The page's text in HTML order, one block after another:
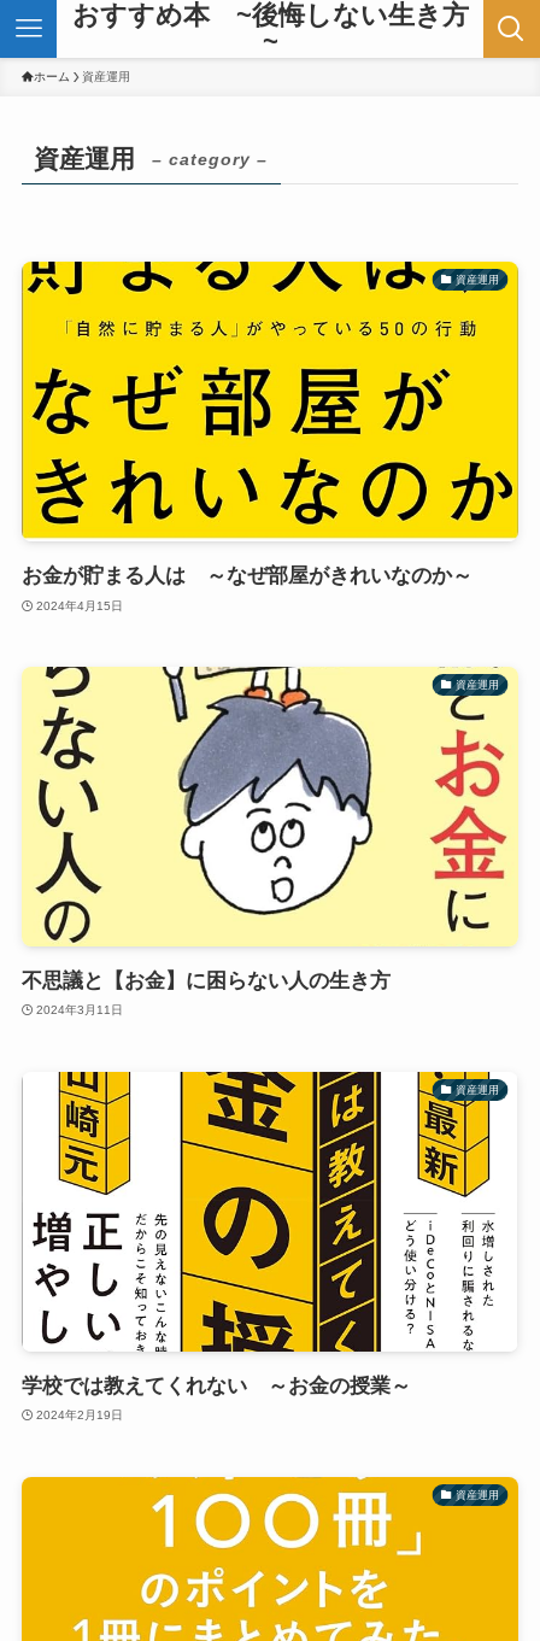
おすすめ本 ~後悔しない生き方
~
ホーム 資産運用
資産運用 – category –
資産運用
お金が貯まる人は ～なぜ部屋がきれいなのか～
2024年4月15日
資産運用
不思議と【お金】に困らない人の生き方
2024年3月11日
資産運用
学校では教えてくれない ～お金の授業～
2024年2月19日
資産運用